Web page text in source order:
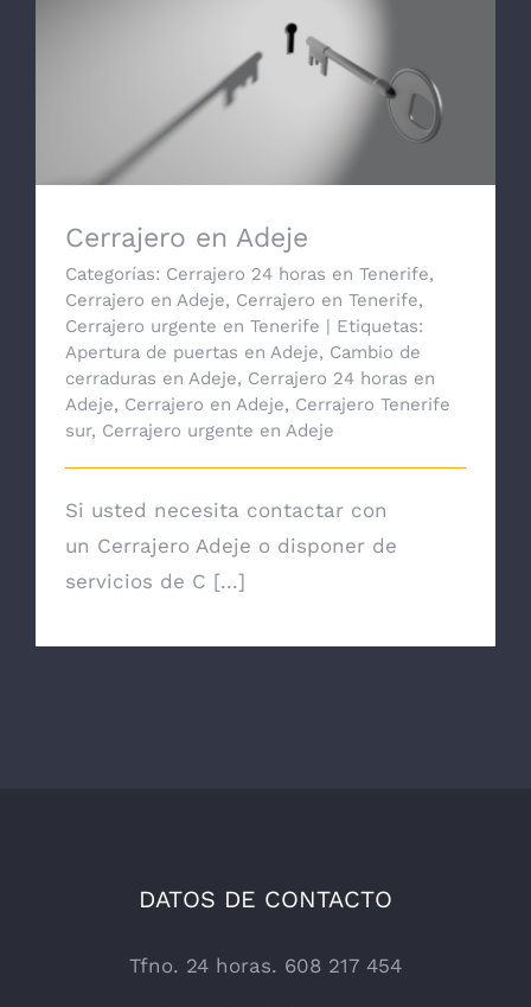
Cerrajero en Adeje
Cerrajero en Adeje
Categorías: Cerrajero 24 horas en Tenerife,
Cerrajero en Adeje, Cerrajero en Tenerife,
Cerrajero urgente en Tenerife | Etiquetas:
Apertura de puertas en Adeje, Cambio de
cerraduras en Adeje, Cerrajero 24 horas en
Adeje, Cerrajero en Adeje, Cerrajero Tenerife
sur, Cerrajero urgente en Adeje
Si usted necesita contactar con
un Cerrajero Adeje o disponer de
servicios de C [...]
DATOS DE CONTACTO
Tfno. 24 horas. 608 217 454